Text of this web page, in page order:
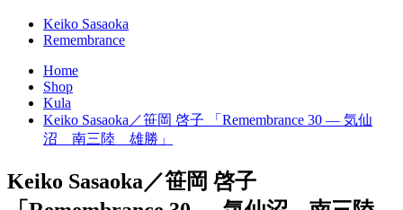
Keiko Sasaoka
Remembrance
Home
Shop
Kula
Keiko Sasaoka／笹岡 啓子 「Remembrance 30 — 気仙
沼 南三陸 雄勝」
Keiko Sasaoka／笹岡 啓子